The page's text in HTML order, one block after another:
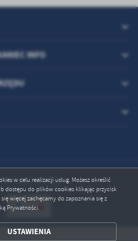
w celu realizacji usług. Możesz określić
dostępu do plików cookies klikając przycisk
więcej zachęcamy do zapoznania się z
Prywatności.
USTAWIENIA
INFO
331602